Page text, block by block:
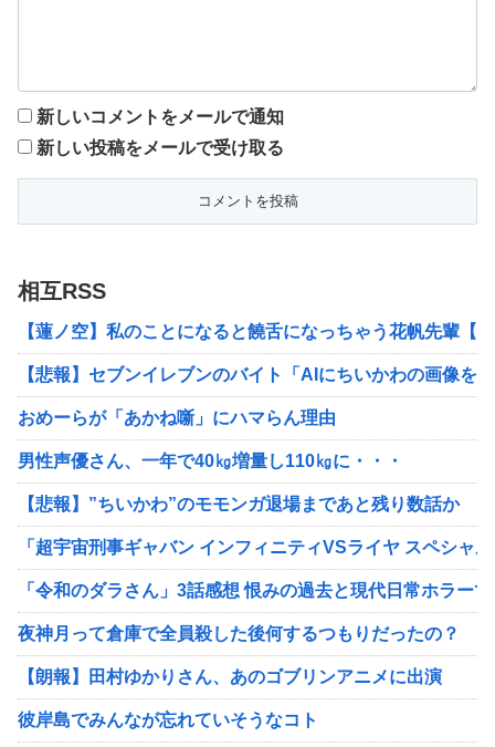
新しいコメントをメールで通知
新しい投稿をメールで受け取る
相互RSS
【蓮ノ空】私のことになると饒舌になっちゃう花帆先輩【
【悲報】セブンイレブンのバイト「AIにちいかわの画像
おめーらが「あかね噺」にハマらん理由
男性声優さん、一年で40㎏増量し110㎏に・・・
【悲報】”ちいかわ”のモモンガ退場まであと残り数話か
「超宇宙刑事ギャバン インフィニティVSライヤ スペシャ
「令和のダラさん」3話感想 恨みの過去と現代日常ホラー
夜神月って倉庫で全員殺した後何するつもりだったの？
【朗報】田村ゆかりさん、あのゴブリンアニメに出演
彼岸島でみんなが忘れていそうなコト